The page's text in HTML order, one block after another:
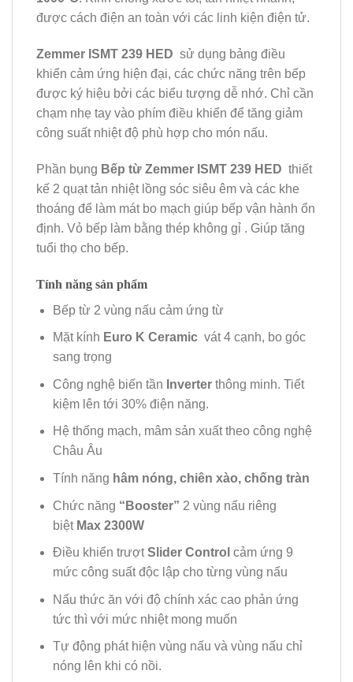
được cách điện an toàn với các linh kiện điện tử.
Zemmer ISMT 239 HED sử dụng bảng điều
khiển cảm ứng hiện đại, các chức năng trên bếp
được ký hiệu bởi các biểu tượng dễ nhớ. Chỉ cần
chạm nhẹ tay vào phím điều khiển để tăng giảm
công suất nhiệt độ phù hợp cho món nấu.
Phần bụng Bếp từ Zemmer ISMT 239 HED thiết
kế 2 quạt tản nhiệt lồng sóc siêu êm và các khe
thoáng để làm mát bo mạch giúp bếp vận hành ổn
định. Vỏ bếp làm bằng thép không gỉ . Giúp tăng
tuổi thọ cho bếp.
Tính năng sản phẩm
Bếp từ 2 vùng nấu cảm ứng từ
Mặt kính Euro K Ceramic vát 4 cạnh, bo góc
sang trọng
Công nghệ biến tần Inverter thông minh. Tiết
kiệm lên tới 30% điện năng.
Hệ thống mạch, mâm sản xuất theo công nghệ
Châu Âu
Tính năng hâm nóng, chiên xào, chống tràn
Chức năng “Booster” 2 vùng nấu riêng
biệt Max 2300W
Điều khiển trượtSlider Control cảm ứng 9
mức công suất độc lập cho từng vùng nấu
Nấu thức ăn với độ chính xác cao phản ứng
tức thì với mức nhiệt mong muốn
Tự động phát hiện vùng nấu và vùng nấu chỉ
nóng lên khi có nồi.